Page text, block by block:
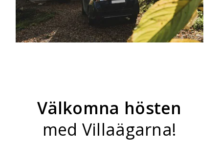
Välkomna hösten
med Villaägarna!